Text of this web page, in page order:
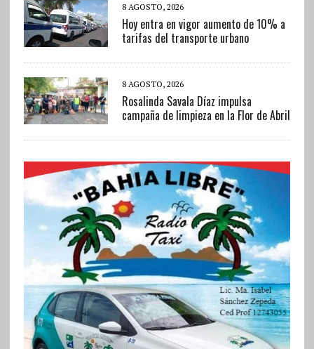
8 AGOSTO, 2026
Hoy entra en vigor aumento de 10% a
tarifas del transporte urbano
8 AGOSTO, 2026
Rosalinda Savala Díaz impulsa
campaña de limpieza en la Flor de Abril